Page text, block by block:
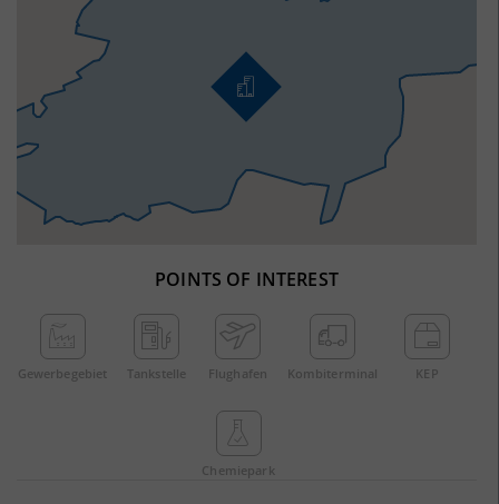
POINTS OF INTEREST
Gewerbe­gebiet Tankstelle Flughafen Kombi­terminal KEP
Chemie­park